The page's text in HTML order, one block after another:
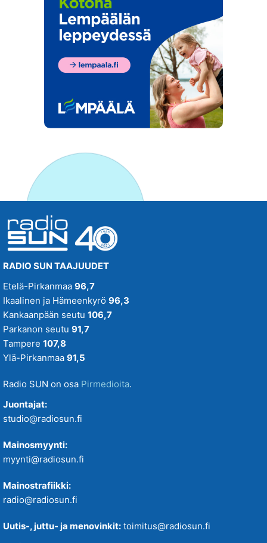
RADIO SUN TAAJUUDET
Etelä-Pirkanmaa 96,7
Ikaalinen ja Hämeenkyrö 96,3
Kankaanpään seutu 106,7
Parkanon seutu 91,7
Tampere 107,8
Ylä-Pirkanmaa 91,5
Radio SUN on osa Pirmedioita.
Juontajat:
studio@radiosun.fi
Mainosmyynti:
myynti@radiosun.fi
Mainostrafiikki:
radio@radiosun.fi
Uutis-, juttu- ja menovinkit: toimitus@radiosun.fi